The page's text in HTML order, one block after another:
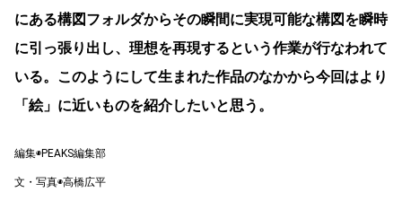
にある構図フォルダからその瞬間に実現可能な構図を瞬時
に引っ張り出し、理想を再現するという作業が行なわれて
いる。このようにして生まれた作品のなかから今回はより
「絵」に近いものを紹介したいと思う。
編集◉PEAKS編集部
文・写真◉高橋広平